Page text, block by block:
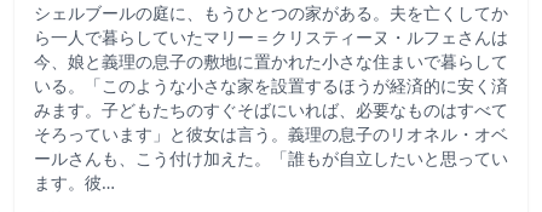
シェルブールの庭に、もうひとつの家がある。夫を亡くしてか
ら一人で暮らしていたマリー＝クリスティーヌ・ルフェさんは
今、娘と義理の息子の敷地に置かれた小さな住まいで暮らして
いる。「このような小さな家を設置するほうが経済的に安く済
みます。子どもたちのすぐそばにいれば、必要なものはすべて
そろっています」と彼女は言う。義理の息子のリオネル・オベ
ールさんも、こう付け加えた。「誰もが自立したいと思ってい
ます。彼…